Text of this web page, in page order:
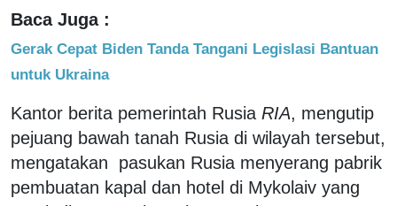
Baca Juga :
Gerak Cepat Biden Tanda Tangani Legislasi Bantuan
untuk Ukraina
Kantor berita pemerintah Rusia RIA, mengutip
pejuang bawah tanah Rusia di wilayah tersebut,
mengatakan pasukan Rusia menyerang pabrik
pembuatan kapal dan hotel di Mykolaiv yang